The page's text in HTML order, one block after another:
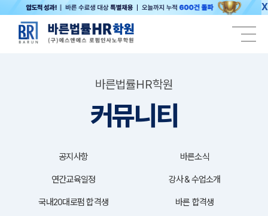
X
바른법률HR학원
커뮤니티
공지사항 바른소식
연간교육일정 강사＆수업소개
국내20대로펌 합격생 바른 합격생